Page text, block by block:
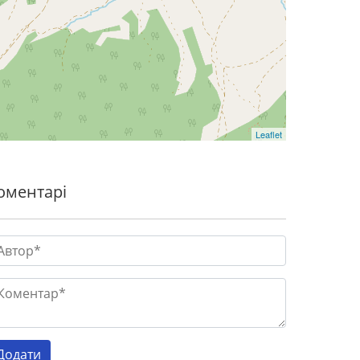
Leaflet